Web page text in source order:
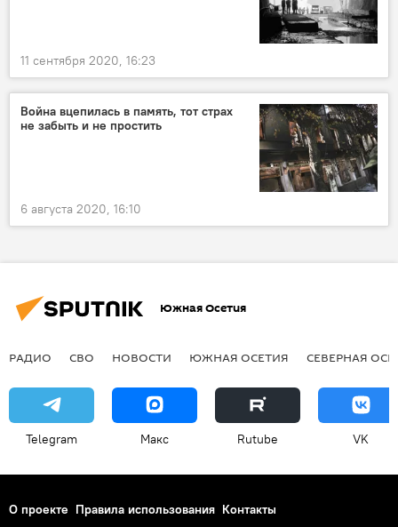
11 сентября 2020, 16:23
Война вцепилась в память, тот страх
не забыть и не простить
6 августа 2020, 16:10
Южная Осетия
РАДИО СВО НОВОСТИ ЮЖНАЯ ОСЕТИЯ СЕВЕРНАЯ
Telegram Макс Rutube VK
О проекте Правила использования Контакты